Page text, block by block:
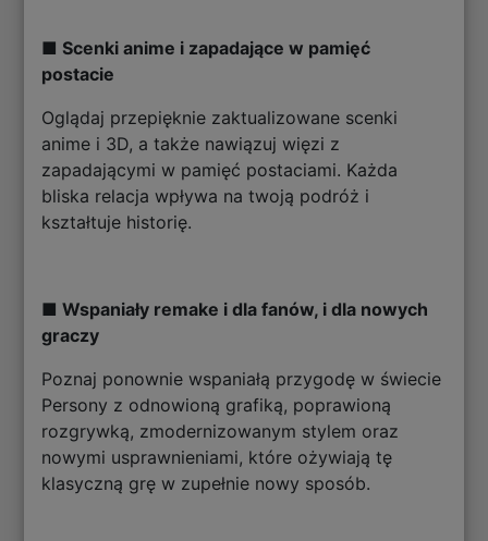
■ Scenki anime i zapadające w pamięć
postacie
Oglądaj przepięknie zaktualizowane scenki
anime i 3D, a także nawiązuj więzi z
zapadającymi w pamięć postaciami. Każda
bliska relacja wpływa na twoją podróż i
kształtuje historię.
■ Wspaniały remake i dla fanów, i dla nowych
graczy
Poznaj ponownie wspaniałą przygodę w świecie
Persony z odnowioną grafiką, poprawioną
rozgrywką, zmodernizowanym stylem oraz
nowymi usprawnieniami, które ożywiają tę
klasyczną grę w zupełnie nowy sposób.